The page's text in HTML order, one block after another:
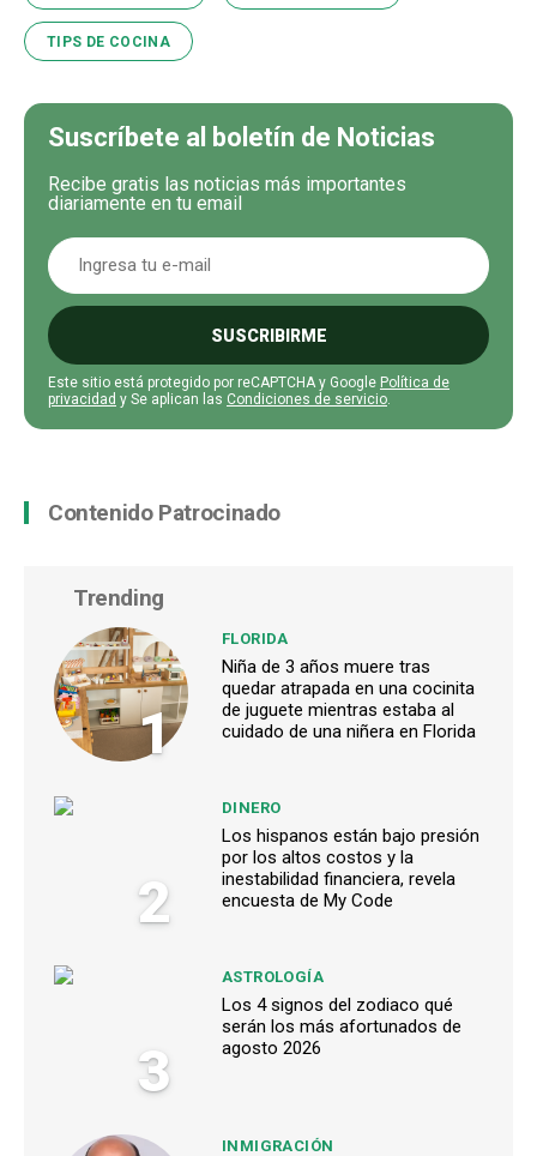
TIPS DE COCINA
Suscríbete al boletín de Noticias
Recibe gratis las noticias más importantes
diariamente en tu email
SUSCRIBIRME
Este sitio está protegido por reCAPTCHA y Google Política de
privacidad y Se aplican las Condiciones de servicio.
Contenido Patrocinado
Trending
1
FLORIDA
Niña de 3 años muere tras
quedar atrapada en una cocinita
de juguete mientras estaba al
cuidado de una niñera en Florida
2
DINERO
Los hispanos están bajo presión
por los altos costos y la
inestabilidad financiera, revela
encuesta de My Code
3
ASTROLOGÍA
Los 4 signos del zodiaco qué
serán los más afortunados de
agosto 2026
INMIGRACIÓN